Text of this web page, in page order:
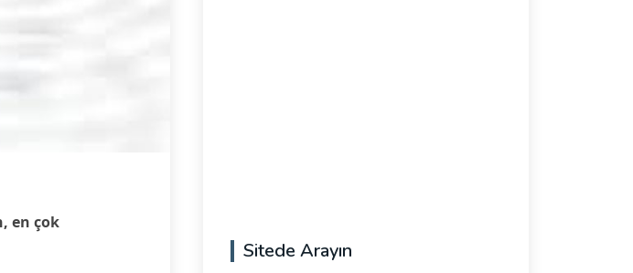
en çok
Sitede Arayın